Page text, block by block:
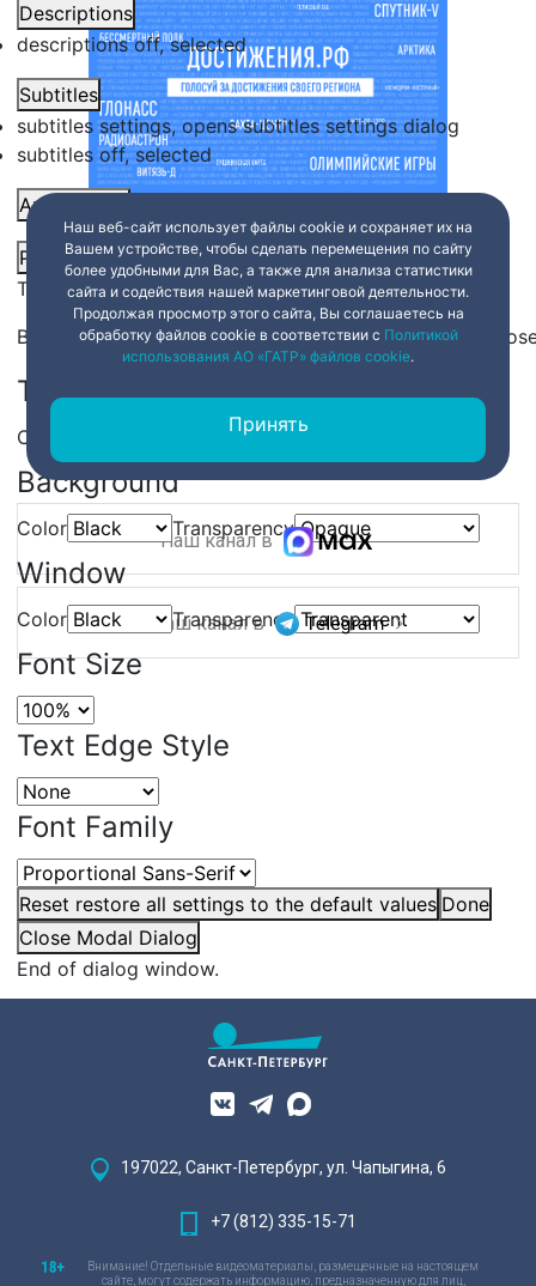
Descriptions
descriptions off, selected
Subtitles
subtitles settings, opens subtitles settings dialog
subtitles off, selected
Audio Track
Picture-in-Picture Fullscreen Share
This is a modal window.
Beginning of dialog window. Escape will cancel and
Text
Color Transparency
Background
Color Transparency
Window
Color Transparency
Font Size
Text Edge Style
Font Family
Reset restore all settings to the default values Done
Close Modal Dialog
End of dialog window.
Наш канал в
Наш канал в
Наш веб-сайт использует файлы cookie и сохраняет их на
Вашем устройстве, чтобы сделать перемещения по сайту
более удобными для Вас, а также для анализа статистики
сайта и содействия нашей маркетинговой деятельности.
Продолжая просмотр этого сайта, Вы соглашаетесь на
обработку файлов cookie в соответствии с Политикой
использования АО «ГАТР» файлов cookie.
Принять
197022, Санкт-Петербург, ул. Чапыгина, 6
+7 (812) 335-15-71
Внимание! Отдельные видеоматериалы, размещенные на настоящем
сайте, могут содержать информацию, предназначенную для лиц,